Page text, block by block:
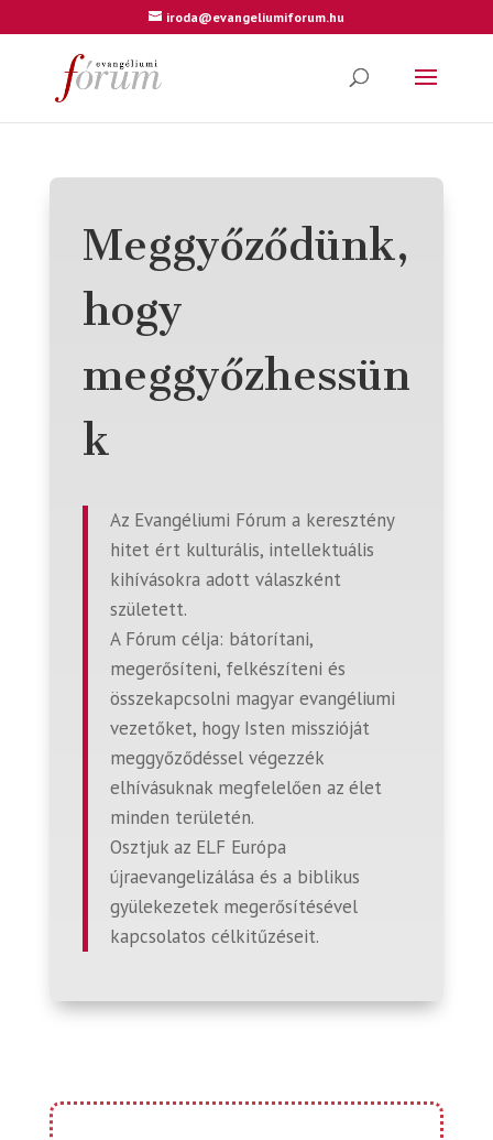
iroda@evangeliumiforum.hu
Meggyőződünk,
hogy
meggyőzhessün
k
Az Evangéliumi Fórum a keresztény
hitet ért kulturális, intellektuális
kihívásokra adott válaszként
született.
A Fórum célja: bátorítani,
megerősíteni, felkészíteni és
összekapcsolni magyar evangéliumi
vezetőket, hogy Isten misszióját
meggyőződéssel végezzék
elhívásuknak megfelelően az élet
minden területén.
Osztjuk az ELF Európa
újraevangelizálása és a biblikus
gyülekezetek megerősítésével
kapcsolatos célkitűzéseit.